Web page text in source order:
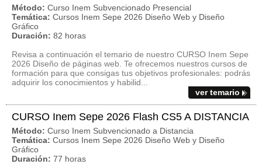
Método: Curso Inem Subvencionado Presencial
Temática: Cursos Inem Sepe 2026 Diseño Web y Diseño
Gráfico
Duración: 82 horas
Revisa a continuación el temario de nuestro CURSO Inem Sepe
2026 Diseño de páginas web. Te ofrecemos nuestros cursos de
formación para que consigas tus objetivos profesionales: podrás
adquirir los conocimientos y habilid...
ver temario
CURSO Inem Sepe 2026 Flash CS5 A DISTANCIA
Método: Curso Inem Subvencionado a Distancia
Temática: Cursos Inem Sepe 2026 Diseño Web y Diseño
Gráfico
Duración: 77 horas